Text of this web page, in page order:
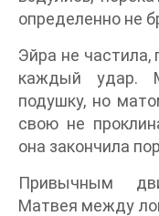
определенно не
Эйра не частила,
каждый удар.
подушку, но
свою не
она закончила
Привычным
Матвея между